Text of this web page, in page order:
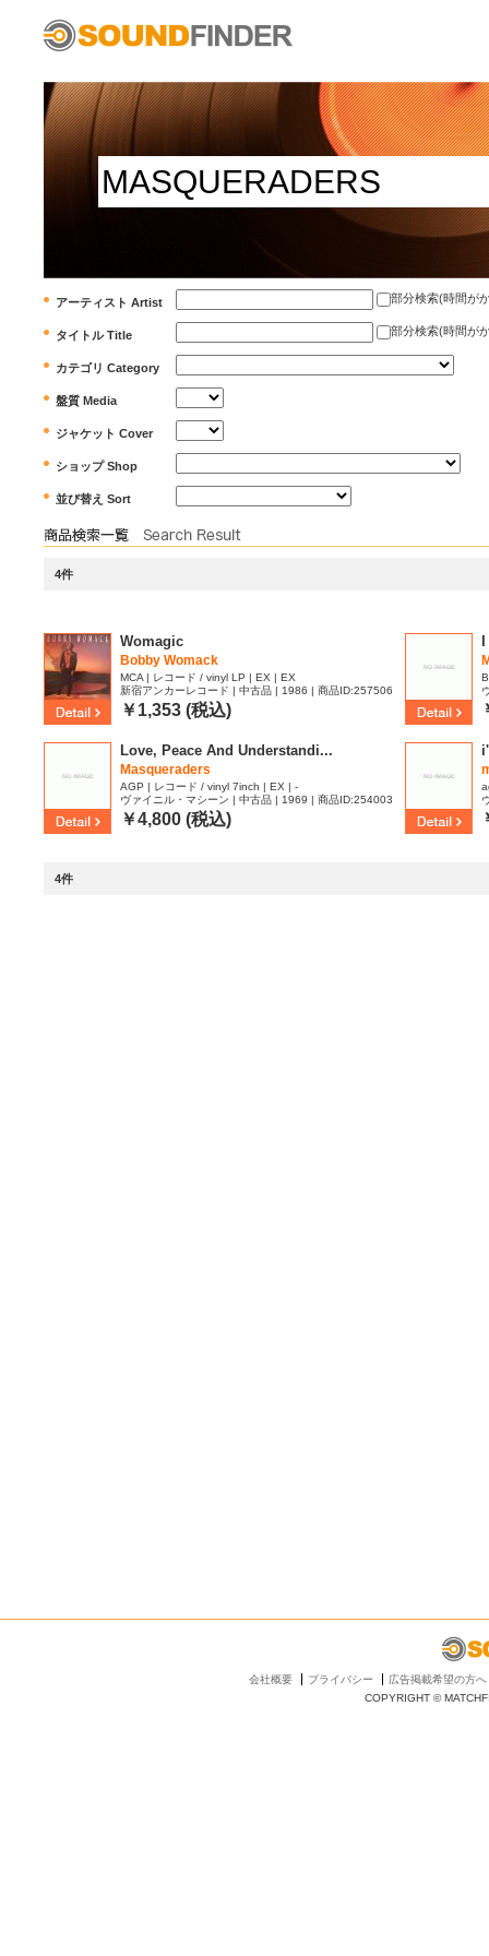
アーティスト Artist 部分検索(時間が
タイトル Title 部分検索(時間が
カテゴリ Category
盤質 Media
ジャケット Cover
ショップ Shop
並び替え Sort
4件
Womagic
Bobby Womack
MCA | レコード / vinyl LP | EX | EX
新宿アンカーレコード | 中古品 | 1986 | 商品ID:257506
6￥1,353 (税込)
2
Love, Peace And Understandi...
Masqueraders
AGP | レコード / vinyl 7inch | EX | -
ヴァイニル・マシーン | 中古品 | 1969 | 商品ID:254003
9￥4,800 (税込)
4件
会社概要 プライバシー
広告掲載希望の方へ
COPYRIGHT ©